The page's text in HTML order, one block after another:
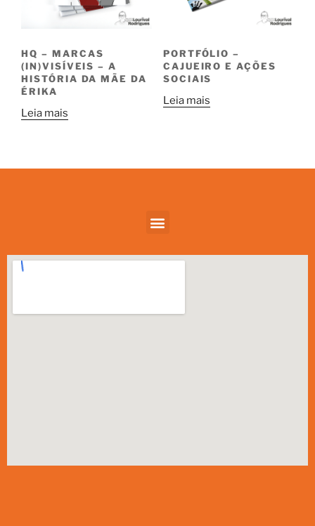
HQ – MARCAS
(IN)VISÍVEIS – A
HISTÓRIA DA MÃE DA
ÉRIKA
Leia mais
PORTFÓLIO –
CAJUEIRO E AÇÕES
SOCIAIS
Leia mais